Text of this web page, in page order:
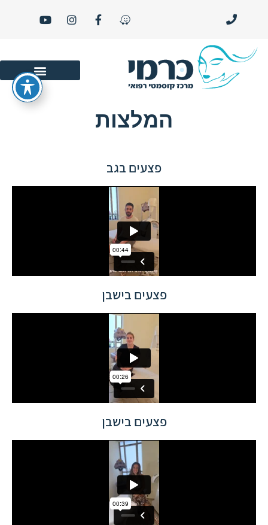
המלצות
פצעים בגב
פצעים בישבן
פצעים בישבן